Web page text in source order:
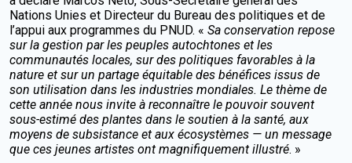
Nations Unies et Directeur du Bureau des politiques et de
l’appui aux programmes du PNUD. « Sa conservation repose
sur la gestion par les peuples autochtones et les
communautés locales, sur des politiques favorables à la
nature et sur un partage équitable des bénéfices issus de
son utilisation dans les industries mondiales. Le thème de
cette année nous invite à reconnaître le pouvoir souvent
sous-estimé des plantes dans le soutien à la santé, aux
moyens de subsistance et aux écosystèmes — un message
que ces jeunes artistes ont magnifiquement illustré. »